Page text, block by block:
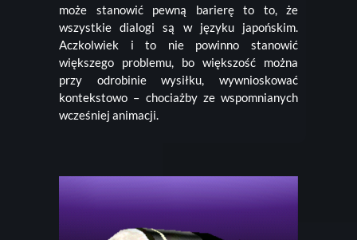
może stanowić pewną barierę to to, że
wszystkie dialogi są w języku japońskim.
Aczkolwiek i to nie powinno stanowić
większego problemu, bo większość można
przy odrobinie wysiłku, wywnioskować
kontekstowo – chociażby ze wspomnianych
wcześniej animacji.